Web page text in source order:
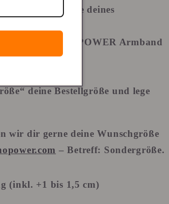
somit die Länge deines
dein ZISANOPOWER Armband
dein
deine Bestellgröße und lege
wir dir gerne deine Wunschgröße
– Betreff: Sondergröße.
(inkl. +1 bis 1,5 cm)